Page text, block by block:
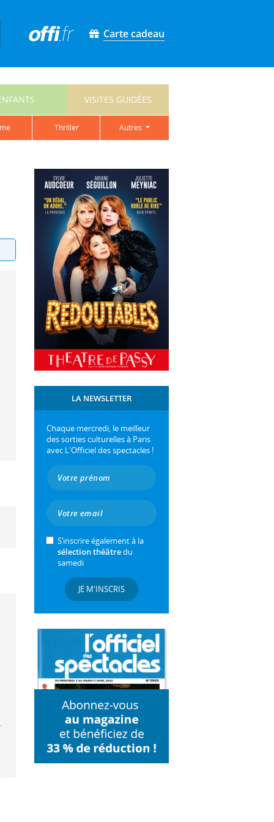
Carte cadeau
VISITES GUIDÉES
thriller autres
LA NEWSLETTER
Chaque mercredi, le meilleur
des sorties culturelles à Paris
avec L'Officiel des spectacles !
S’inscrire également à la
sélection théâtredu
samedi
JE M'INSCRIS